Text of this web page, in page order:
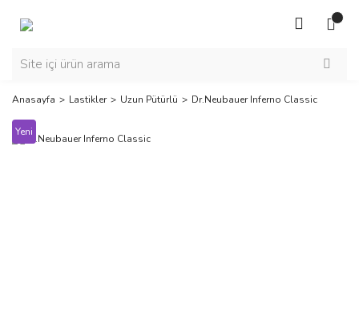
Anasayfa Lastikler Uzun Pütürlü Dr.Neubauer Inferno Classic
Yeni